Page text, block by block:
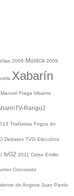
2006 Música 2009
Xabarín
Manuel Fraga Iribarne
Rango2
Traiñeiras Fogos do
Debates TVG Eleccións
tvG2 2011 Celso Emilio
Corcoesto
de Angrois Juan Pardo